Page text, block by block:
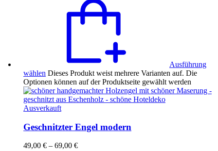
Ausführung
wählen Dieses Produkt weist mehrere Varianten auf. Die
Optionen können auf der Produktseite gewählt werden
Ausverkauft
Geschnitzter Engel modern
49,00 € – 69,00 €